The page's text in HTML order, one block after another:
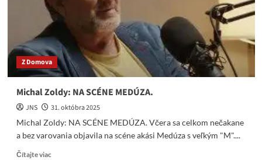
Z Domova
Michal Zoldy: NA SCÉNE MEDÚZA.
JNS
31. októbra 2025
Michal Zoldy: NA SCÉNE MEDÚZA. Včera sa celkom nečakane
a bez varovania objavila na scéne akási Medúza s veľkým "M"....
Čítajte viacRead